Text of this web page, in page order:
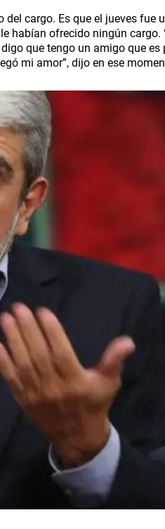
cargo. Es que el jueves fue
habían ofrecido ningún cargo.
que tengo un amigo que es
mi amor”, dijo en ese
RECETAS
PALABRAS
HORÓSCOPO